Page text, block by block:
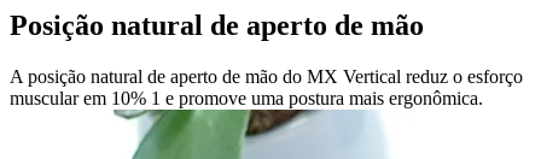
Posição natural de aperto de mão
A posição natural de aperto de mão do MX Vertical reduz o esforço
muscular em 10% 1 e promove uma postura mais ergonômica.